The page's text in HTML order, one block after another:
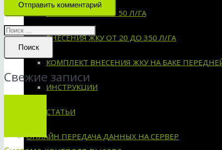
ВНЕСЕНИЕ ЖКУ ОТ 50 Л/ГА
ВНЕСЕНИЯ ЖКУ ОТ 20 ДО 350 Л/ГА
КОМПЛЕКТ ВНЕСЕНИЯ ЖКУ НА БАКЕ
ИНСТРУКЦИИ
СТАТЬИ
ОНЛАЙН ПЕРЕДАЧА ДАННЫХ НА СЕРВЕР
Отправить комментарий
Поиск
Свежие записи